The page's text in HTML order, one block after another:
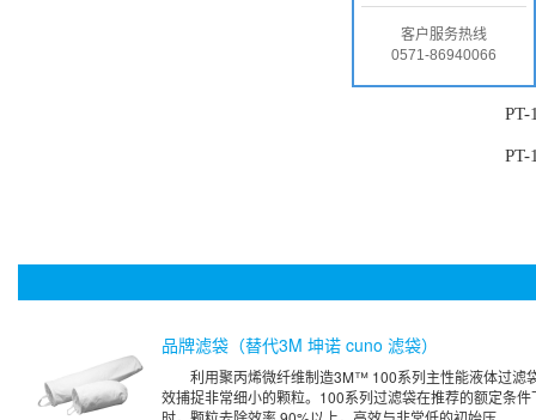
PT-
PT-
品牌滤袋（替代3M 坤诺 cuno 滤袋）
利用聚丙烯微纤维制造3M™ 100系列主性能液体过滤
效捕捉非常细小的颗粒。100系列过滤袋在推荐的额定条件
客户服务热线
0571-86940066